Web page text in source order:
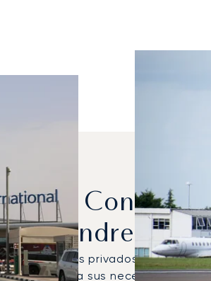
Con Más
Londres?
los jets privados más
para sus necesidades de